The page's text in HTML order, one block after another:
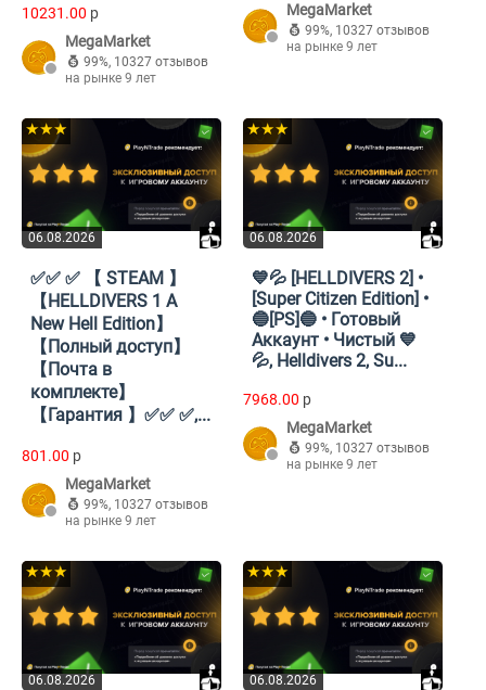
10231.00 p
MegaMarket
99%, 10327 отзывов
на рынке 9 лет
MegaMarket
99%, 10327 отзывов
на рынке 9 лет
06.08.2026
★★★
✅✅ ✅ 【 STEAM 】
【HELLDIVERS 1 A
New Hell Edition】
【Полный доступ】
【Почта в
комплекте】
【Гарантия 】✅✅ ✅,...
801.00 p
MegaMarket
99%, 10327 отзывов
на рынке 9 лет
06.08.2026
★★★
💙💦 [HELLDIVERS 2] •
[Super Citizen Edition] •
🔵[PS]🔵 • Готовый
Аккаунт • Чистый 💙
💦, Helldivers 2, Su...
7968.00 p
MegaMarket
99%, 10327 отзывов
на рынке 9 лет
06.08.2026
★★★
06.08.2026
★★★